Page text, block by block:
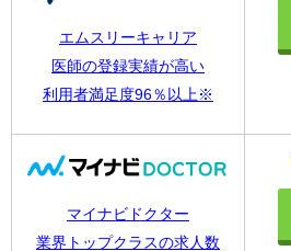
エムスリーキャリア
医師の登録実績が高い
利用者満足度96％以上※
マイナビドクター
業界トップクラスの求人数